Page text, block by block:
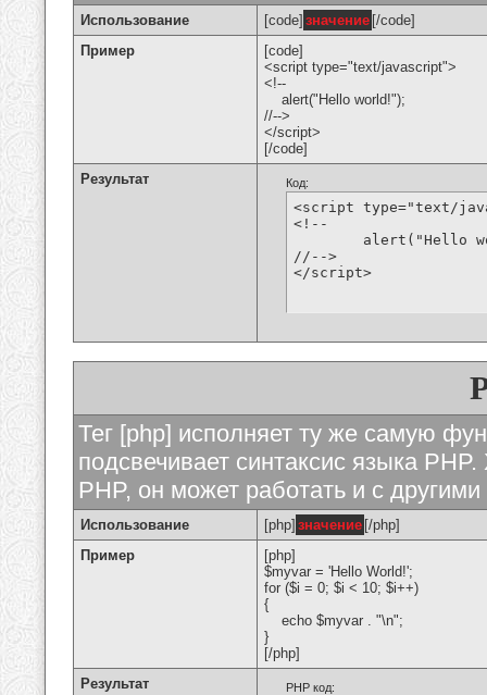
Использование [code] значение [/code]
Пример
[code]
<script type="text/javascript">
<!--
alert("Hello world!");
//-->
</script>
[/code]
Результат
Код:
<script type="text/
<!--
//-->
</script>
Тег [php] исполняет ту же самую
подсвечивает синтаксис языка
PHP, он может работать и с
Использование [php] значение [/php]
Пример
[php]
$myvar = 'Hello World!';
for ($i = 0; $i < 10; $i++)
{
echo $myvar . "\n";
}
[/php]
Результат
PHP код: